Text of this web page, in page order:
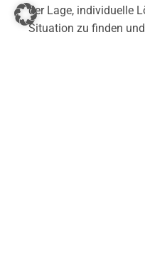
der Lage, individuelle
Situation zu finden